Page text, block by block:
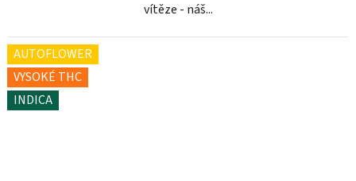
vítěze - náš...
AUTOFLOWER
VYSOKÉ THC
INDICA